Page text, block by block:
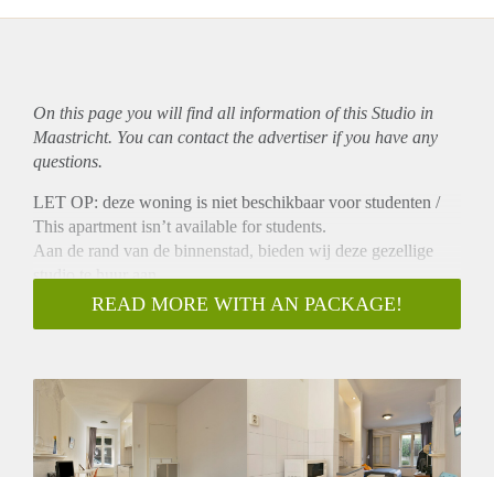
On this page you will find all information of this Studio in
Maastricht. You can contact the advertiser if you have any
questions.
LET OP: deze woning is niet beschikbaar voor studenten /
This apartment isn’t available for students.
Aan de rand van de binnenstad, bieden wij deze gezellige
studio te huur aan.
Het object maakt onderdeel uit van een karakteristiek
complex dat is aangewezen als Rijksmonument en ligt op
READ MORE WITH AN PACKAGE!